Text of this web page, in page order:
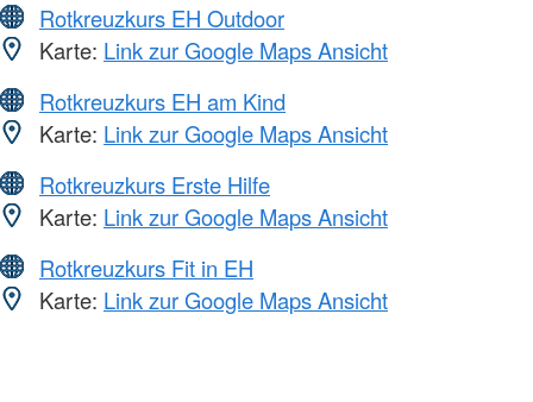
Rotkreuzkurs EH Outdoor
Karte: Link zur Google Maps Ansicht
Rotkreuzkurs EH am Kind
Karte: Link zur Google Maps Ansicht
Rotkreuzkurs Erste Hilfe
Karte: Link zur Google Maps Ansicht
Rotkreuzkurs Fit in EH
Karte: Link zur Google Maps Ansicht